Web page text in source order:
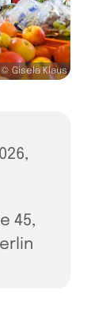
© Gisela Klaus
45,